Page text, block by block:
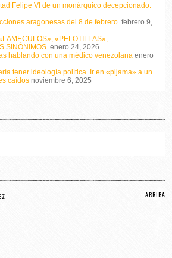
Felipe VI de un monárquico decepcionado.
aragonesas del 8 de febrero. febrero 9,
«PELOTILLAS»,
SINÓNIMOS. enero 24, 2026
hablando con una médico venezolana enero
tener ideología política. Ir en «pijama» a un
caídos noviembre 6, 2025
ARRIBA